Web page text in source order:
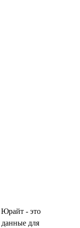
Юрайт - это
для